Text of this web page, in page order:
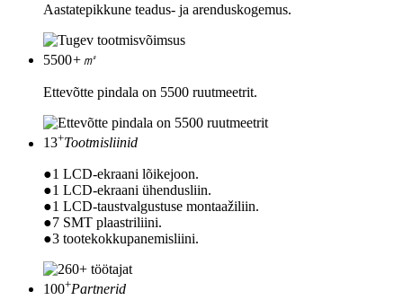
Aastatepikkune teadus- ja arenduskogemus.
5500+㎡
Ettevõtte pindala on 5500 ruutmeetrit.
13+Tootmisliinid
●1 LCD-ekraani lõikejoon.
●1 LCD-ekraani ühendusliin.
●1 LCD-taustvalgustuse montaažiliin.
●7 SMT plaastriliini.
●3 tootekokkupanemisliini.
100+Partnerid